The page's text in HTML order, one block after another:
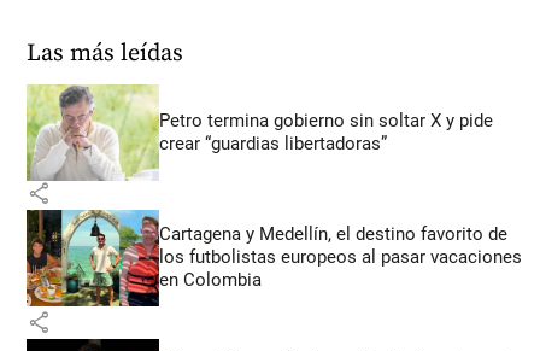
Las más leídas
Petro termina gobierno sin soltar X y pide
crear “guardias libertadoras”
share
Cartagena y Medellín, el destino favorito de
los futbolistas europeos al pasar vacaciones
en Colombia
share